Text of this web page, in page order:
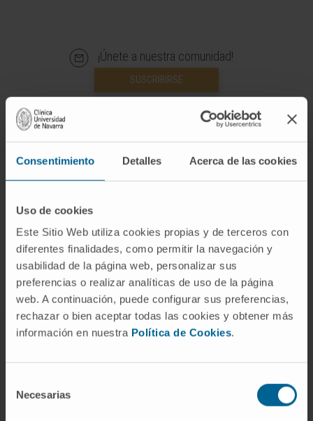
Consentimiento Detalles Acerca de las cookies
Uso de cookies
Este Sitio Web utiliza cookies propias y de terceros con
diferentes finalidades, como permitir la navegación y
usabilidad de la página web, personalizar sus
preferencias o realizar analíticas de uso de la página
web. A continuación, puede configurar sus preferencias,
rechazar o bien aceptar todas las cookies y obtener más
información en nuestra Política de Cookies.
Necesarias
¡Únete a nuestra comunidad!
SUSCRIBIRSE
ENFERMEDADES Y TRATAMIENTOS
Enfermedades
Pruebas diagnósticas
Tratamientos
Cuidados en casa
Chequeos y salud
Conozca a los profesionales